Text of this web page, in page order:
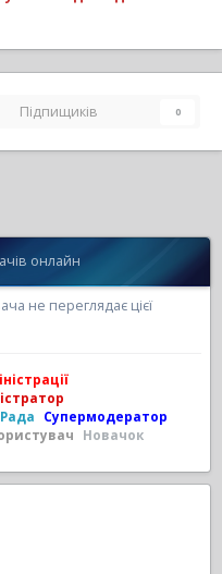
Підпищиків 0
онлайн
не переглядає цієї
Супермодератор
Новачок